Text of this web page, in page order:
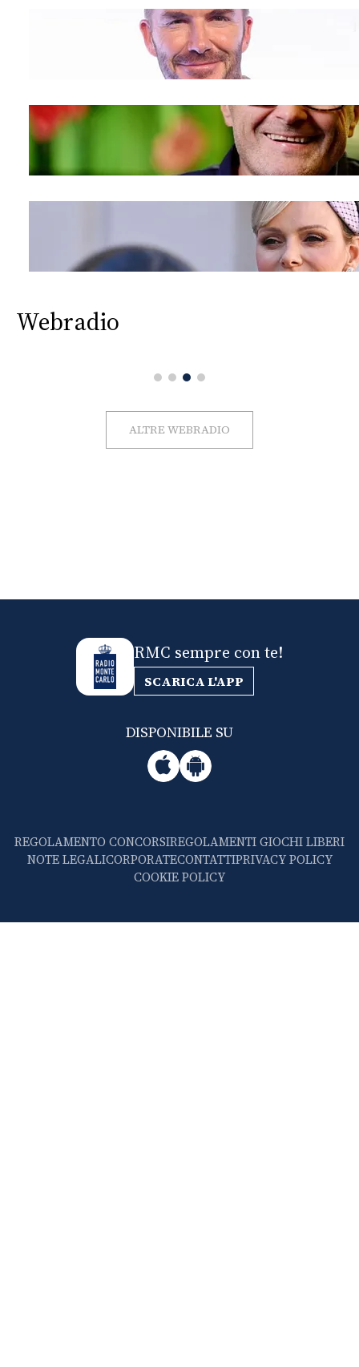
Webradio
ALTRE WEBRADIO
RMC sempre con te!
SCARICA L'APP
DISPONIBILE SU
REGOLAMENTO CONCORSIREGOLAMENTI GIOCHI LIBERI
NOTE LEGALICORPORATECONTATTIPRIVACY POLICY
COOKIE POLICY